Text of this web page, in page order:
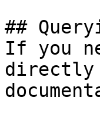
##
If you
directly